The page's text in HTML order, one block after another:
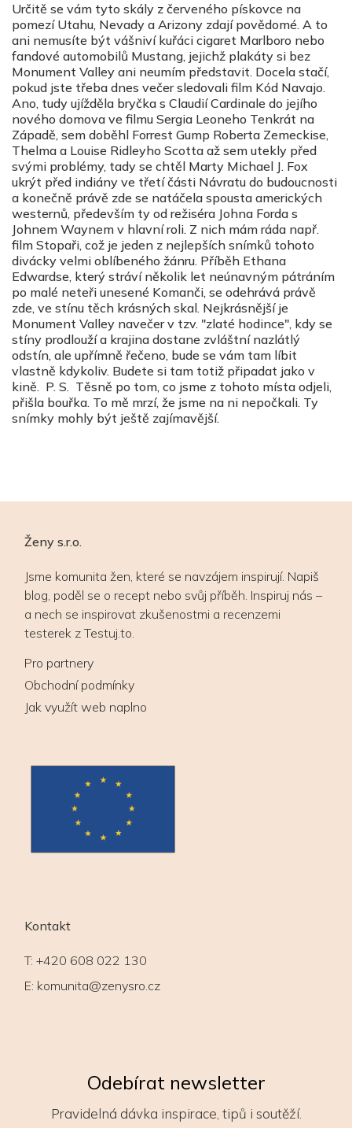
Určitě se vám tyto skály z červeného pískovce na
pomezí Utahu, Nevady a Arizony zdají povědomé. A to
ani nemusíte být vášniví kuřáci cigaret Marlboro nebo
fandové automobilů Mustang, jejichž plakáty si bez
Monument Valley ani neumím představit. Docela stačí,
pokud jste třeba dnes večer sledovali film Kód Navajo.
Ano, tudy ujížděla bryčka s Claudií Cardinale do jejího
nového domova ve filmu Sergia Leoneho Tenkrát na
Západě, sem doběhl Forrest Gump Roberta Zemeckise,
Thelma a Louise Ridleyho Scotta až sem utekly před
svými problémy, tady se chtěl Marty Michael J. Fox
ukrýt před indiány ve třetí části Návratu do budoucnosti
a konečně právě zde se natáčela spousta amerických
westernů, především ty od režiséra Johna Forda s
Johnem Waynem v hlavní roli. Z nich mám ráda např.
film Stopaři, což je jeden z nejlepších snímků tohoto
divácky velmi oblíbeného žánru. Příběh Ethana
Edwardse, který stráví několik let neúnavným pátráním
po malé neteři unesené Komanči, se odehrává právě
zde, ve stínu těch krásných skal. Nejkrásnější je
Monument Valley navečer v tzv. "zlaté hodince", kdy se
stíny prodlouží a krajina dostane zvláštní nazlátlý
odstín, ale upřímně řečeno, bude se vám tam líbit
vlastně kdykoliv. Budete si tam totiž připadat jako v
kině. P. S. Těsně po tom, co jsme z tohoto místa odjeli,
přišla bouřka. To mě mrzí, že jsme na ni nepočkali. Ty
snímky mohly být ještě zajímavější.
Ženy s.r.o.
Jsme komunita žen, které se navzájem inspirují. Napiš
blog, poděl se o recept nebo svůj příběh. Inspiruj nás –
a nech se inspirovat zkušenostmi a recenzemi
testerek z Testuj.to.
Pro partnery
Obchodní podmínky
Jak využít web naplno
Kontakt
T: +420 608 022 130
E: komunita@zenysro.cz
Odebírat newsletter
Pravidelná dávka inspirace, tipů i soutěží.